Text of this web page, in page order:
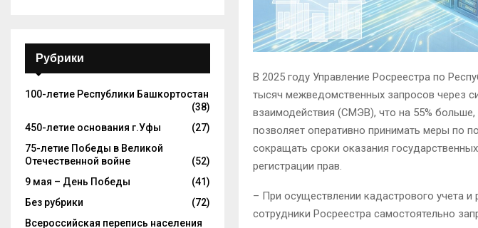
В 2025 году Управление Росреестра по
тысяч межведомственных запросов через
взаимодействия (СМЭВ), что на 55%
позволяет оперативно принимать меры по
сокращать сроки оказания
регистрации прав.
– При осуществлении кадастрового учета и
сотрудники Росреестра самостоятельно
Рубрики
100-летие Республики Башкортостан
(38)
450-летие основания г.Уфы
(27)
75-летие Победы в Великой
Отечественной войне
(52)
9 мая – День Победы
(41)
Без рубрики
(72)
Всероссийская перепись населения